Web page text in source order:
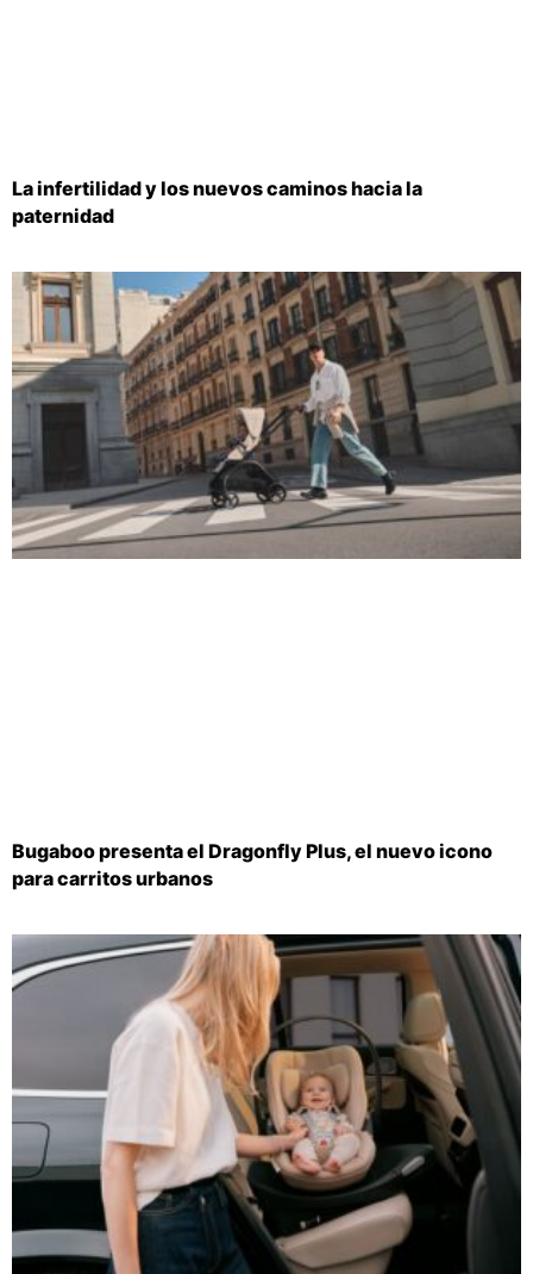
La infertilidad y los nuevos caminos hacia la
paternidad
Bugaboo presenta el Dragonfly Plus, el nuevo icono
para carritos urbanos